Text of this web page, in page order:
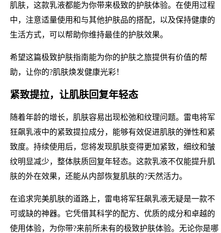
肌肤，这款乳液都能为你带来极致的护肤体验。在使用过程
中，注意适量使用和与其他护肤品的搭配，以及保持健康的
生活方式，可以帮助你维持最佳的护肤效果。
希望这篇极致护肤指南能为你的护肤之旅提供有价值的帮
助，让你的?肌肤焕发健康光彩！
紧致提拉，让肌肤回复年轻态
随着年龄的增长，肌肤容易出现松弛和纹理问题。雷电将军
狂飙乳液中的紧致提拉成分，能够有效促进肌肤的弹性和紧
致度。持续使用后，您将发现肌肤变得更加紧致，细纹和皱
纹明显减少，整体肤质回复年轻态。这款乳液不仅能提升肌
肤的外在效果，还能从内部恢复肌肤的?天然活力。
在追求完美肌肤的道路上，雷电将军狂飙乳液无疑是一款不
可或缺的神器。它凭借其科学的配方、优质的成分和卓越的
使用体验，为你带?来前所未有的极致护肤体验。无论你是哪